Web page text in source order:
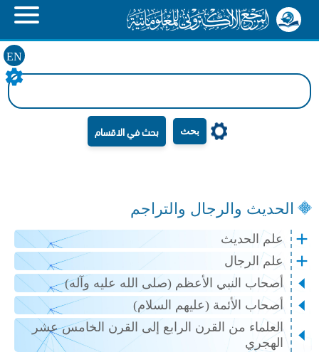
EN
بحث
الحديث والرجال والتراجم
علم الحديث
علم الرجال
أصحاب النبي الأعظم (صلى الله عليه وآله)
أصحاب الأئمة (عليهم السلام)
العلماء من القرن الرابع إلى القرن الخامس عشر
الهجري